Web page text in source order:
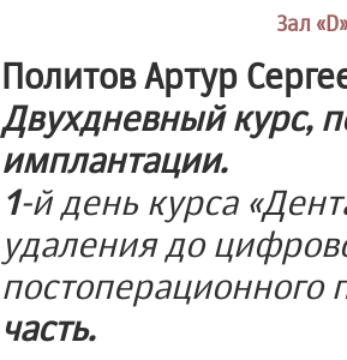
Зал
Политов Артур
Двухдневный курс,
имплантации.
1-й день курса
удаления до
постоперационного
часть.